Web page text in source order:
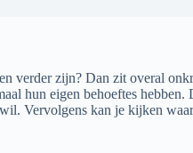
verder zijn? Dan zit overal
hun eigen behoeftes hebben.
Vervolgens kan je kijken